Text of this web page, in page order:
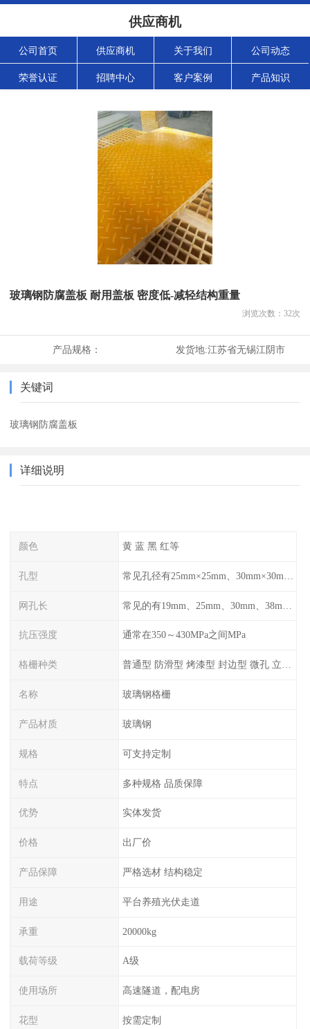
供应商机
公司首页 供应商机 关于我们 公司动态
荣誉认证 招聘中心 客户案例 产品知识
玻璃钢防腐盖板 耐用盖板 密度低-减轻结构重量
浏览次数： 32次
产品规格： 发货地:江苏省无锡江阴市
关键词
玻璃钢防腐盖板
详细说明
颜色 黄 蓝 黑 红等
孔型
网孔长
抗压强度 通常在350～430MPa之间MPa
格栅种类 普通型 防滑型 ‌烤漆型 封边型 ‌微孔 立体 加砂覆面型 平面型
名称 玻璃钢格栅
产品材质 玻璃钢
规格 可支持定制
特点 多种规格 品质保障
优势 实体发货
价格 出厂价
产品保障 严格选材 结构稳定
用途 平台养殖光伏走道
承重 20000kg
载荷等级 A级
使用场所 高速隧道，配电房
花型 按需定制